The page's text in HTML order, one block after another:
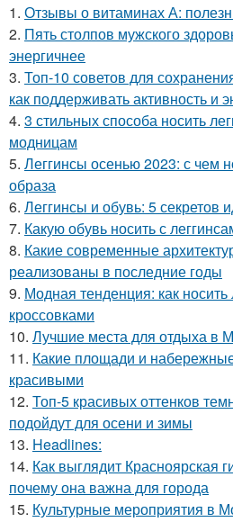
1. Отзывы о витаминах А:
2. Пять столпов мужского
энергичнее
3. Топ-10 советов для
как поддерживать активность и
4. 3 стильных способа носить
модницам
5. Леггинсы осенью 2023: с чем
образа
6. Леггинсы и обувь: 5 секретов
7. Какую обувь носить с
8. Какие современные
реализованы в последние годы
9. Модная тенденция: как
кроссовками
10. Лучшие места для отдыха в
11. Какие площади и
красивыми
12. Топ-5 красивых оттенков
подойдут для осени и зимы
13. Headlines:
14. Как выглядит Красноярская
почему она важна для города
15. Культурные мероприятия в